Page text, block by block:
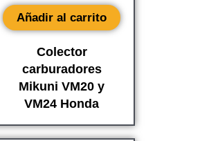
Colector
carburadores
Mikuni VM20 y
VM24 Honda
Añadir al carrito